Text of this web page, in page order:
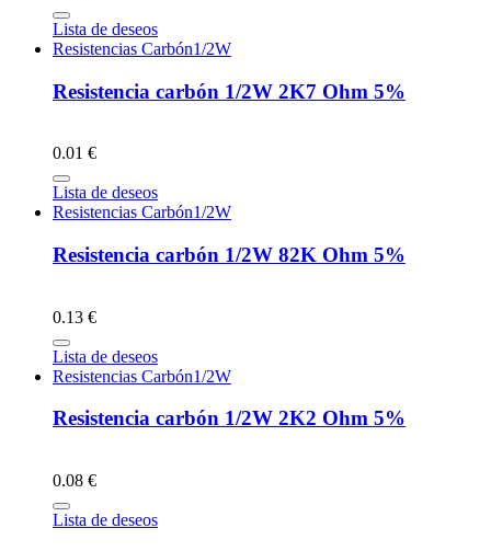
Lista de deseos
Resistencias Carbón1/2W
Resistencia carbón 1/2W 2K7 Ohm 5%
0.01 €
Lista de deseos
Resistencias Carbón1/2W
Resistencia carbón 1/2W 82K Ohm 5%
0.13 €
Lista de deseos
Resistencias Carbón1/2W
Resistencia carbón 1/2W 2K2 Ohm 5%
0.08 €
Lista de deseos